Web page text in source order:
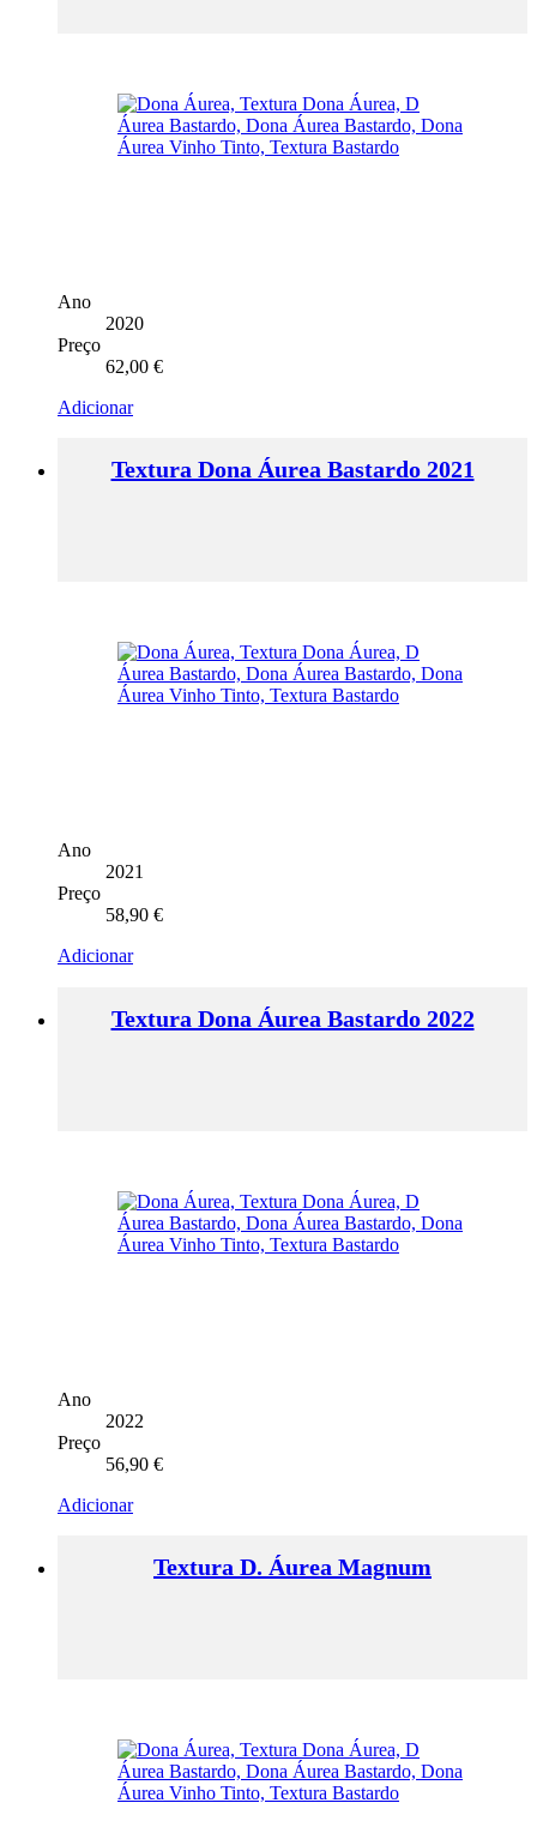
Ano
2020
Preço
62,00 €
Adicionar
Textura Dona Áurea Bastardo 2021
Ano
2021
Preço
58,90 €
Adicionar
Textura Dona Áurea Bastardo 2022
Ano
2022
Preço
56,90 €
Adicionar
Textura D. Áurea Magnum